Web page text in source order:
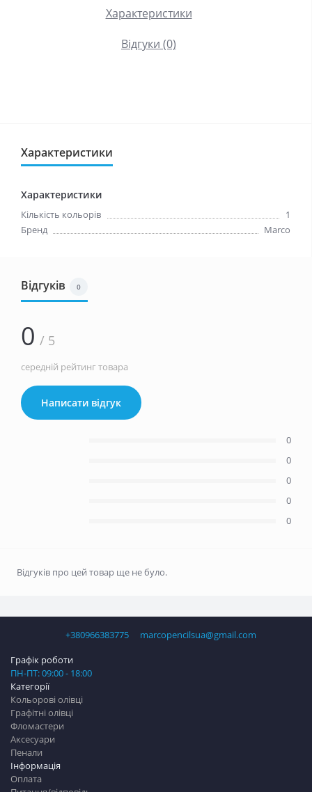
Характеристики
Відгуки (0)
Характеристики
Характеристики
Кількість кольорів
1
Бренд
Marco
Відгуків 0
0 / 5
середній рейтинг товара
Написати відгук
0
0
0
0
0
Відгуків про цей товар ще не було.
+380966383775 marcopencilsua@gmail.com
Категорії
Кольорові олівці
Графітні олівці
Фломастери
Аксесуари
Пенали
Інформація
Оплата
Графік роботи
ПН-ПТ: 09:00 - 18:00